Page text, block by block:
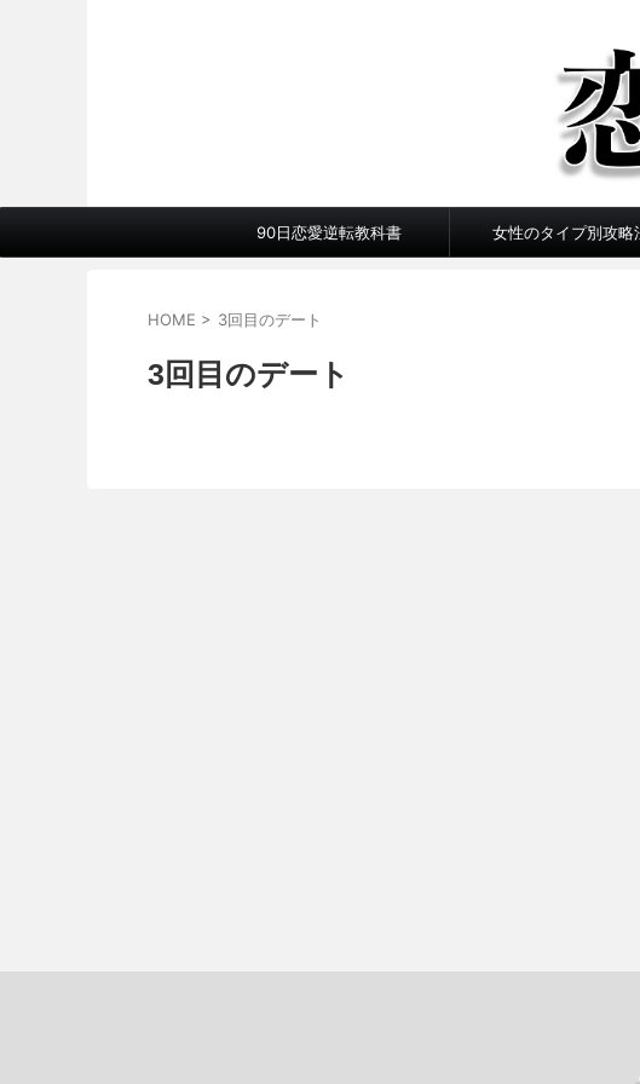
90日恋愛逆転教科書 女性のタイプ別攻略
HOME > 3回目のデート
3回目のデート